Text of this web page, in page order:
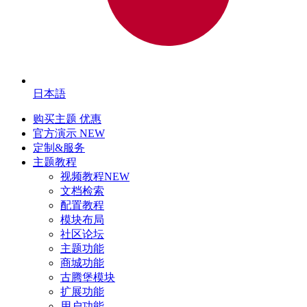
日本語
购买主题 优惠
官方演示 NEW
定制&服务
主题教程
视频教程NEW
文档检索
配置教程
模块布局
社区论坛
主题功能
商城功能
古腾堡模块
扩展功能